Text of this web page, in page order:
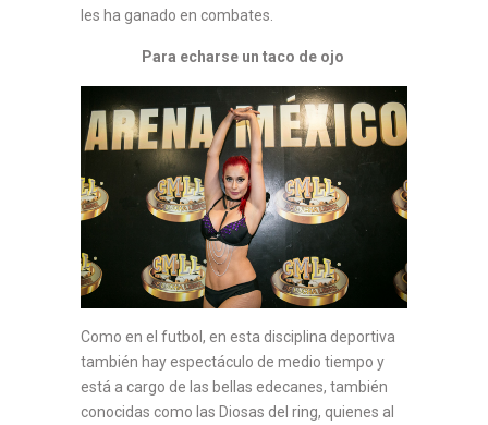
les ha ganado en combates.
Para echarse un taco de ojo
Como en el futbol, en esta disciplina deportiva
también hay espectáculo de medio tiempo y
está a cargo de las bellas edecanes, también
conocidas como las Diosas del ring, quienes al